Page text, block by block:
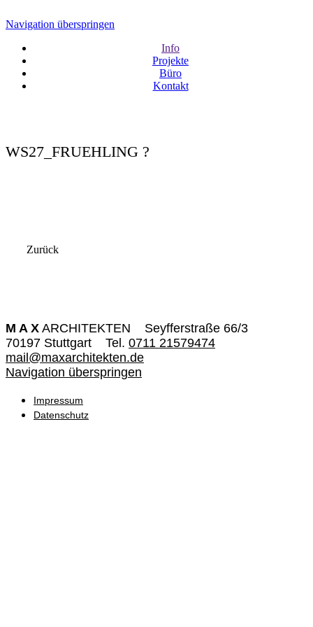
Navigation überspringen
Info
Projekte
Büro
Kontakt
WS27_FRUEHLING ?
Zurück
M A X ARCHITEKTEN
Seyfferstraße 66/3
70197 Stuttgart
Tel. 0711 21579474
mail@maxarchitekten.de
Navigation überspringen
Impressum
Datenschutz